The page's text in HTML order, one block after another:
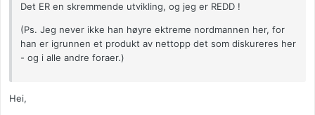
Det ER en skremmende utvikling, og jeg er REDD !
(Ps. Jeg never ikke han høyre ektreme nordmannen her, for
han er igrunnen et produkt av nettopp det som diskureres her
- og i alle andre foraer.)
Hei,